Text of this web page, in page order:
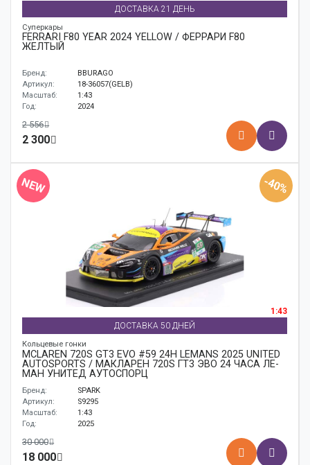
ДОСТАВКА 21 ДЕНЬ
Суперкары
FERRARI F80 YEAR 2024 YELLOW / ФЕРРАРИ F80
ЖЕЛТЫЙ
Бренд:
BBURAGO
Артикул:
18-36057(GELB)
Масштаб:
1:43
Год:
2024
2 556
2 300
NEW -40%
1:43
ДОСТАВКА 50 ДНЕЙ
Кольцевые гонки
MCLAREN 720S GT3 EVO #59 24H LEMANS 2025 UNITED
AUTOSPORTS / МАКЛАРЕН 720S ГТ3 ЭВО 24 ЧАСА ЛЕ-
МАН УНИТЕД АУТОСПОРЦ
Бренд:
SPARK
Артикул:
S9295
Масштаб:
1:43
Год:
2025
30 000
18 000